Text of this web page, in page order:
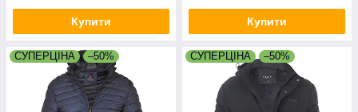
Купити Купити
СУПЕРЦІНА –50% СУПЕРЦІНА –50%